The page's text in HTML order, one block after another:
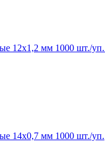
12x1,2 мм 1000 шт./
14x0,7 мм 1000 шт./уп.